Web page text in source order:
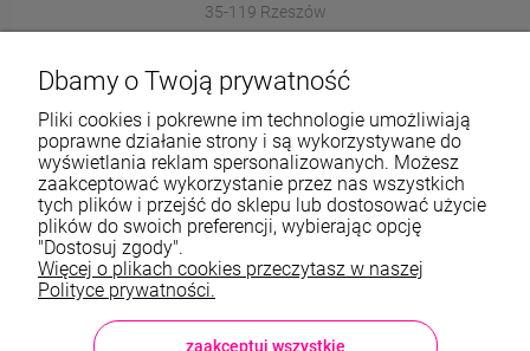
35-119 Rzeszów
572989669
Informacje
O nas
TWOJE KONTO
Sklep: StaloweLOVE, Krajobrazowa 13/5, 35-119 Rzeszów, woj.
podkarpackie, NIP: 8133612433, tel.:572 989 669
sklep@stalowelove.com.pl
Dbamy o Twoją prywatność
Pliki cookies i pokrewne im technologie umożliwiają
poprawne działanie strony i są wykorzystywane do
wyświetlania reklam spersonalizowanych. Możesz
zaakceptować wykorzystanie przez nas wszystkich
tych plików i przejść do sklepu lub dostosować użycie
plików do swoich preferencji, wybierając opcję
"Dostosuj zgody".
Więcej o plikach cookies przeczytasz w naszej
Polityce prywatności.
zaakceptuj wszystkie